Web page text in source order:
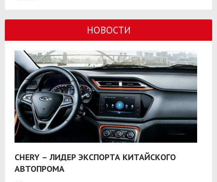
НОВОСТИ
CHERY – ЛИДЕР ЭКСПОРТА КИТАЙСКОГО
АВТОПРОМА